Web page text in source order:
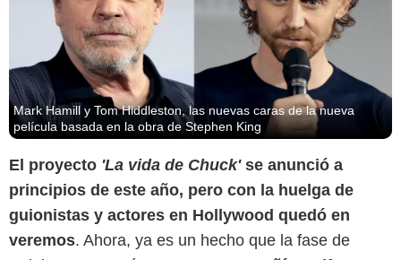
Mark Hamill y Tom Hiddleston, las nuevas caras de la nueva
película basada en la obra de Stephen King
El proyecto 'La vida de Chuck' se anunció a
principios de este año, pero con la huelga de
guionistas y actores en Hollywood quedó en
veremos. Ahora, ya es un hecho que la fase de